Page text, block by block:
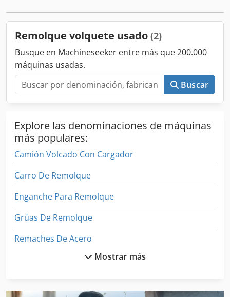
centralizado, control de crucero, cámara de visión
FUTURA 18T Brazo telescópico de 1400 mm Estabilizadores
Radiomando Topes de volquete Cadenas de 43 eslabones
Ganchos BKGC Contador de horas Cajas de
almacenamiento Enganche Rockinger RO 50 Aletas de
aluminio Cámara de marcha atrás Aire acondicionado
Nevera Ángulos muertos Pantalla multimedia táctil Dksdsx
Hkulopfx Aiior Bluetooth Techo solar Bloqueo de
Remolque volquete usado (2)
Busque en Machineseeker entre más que 200.000
máquinas usadas.
Buscar
Explore las denominaciones de máquinas
más populares:
Camión Volcado Con Cargador
Carro De Remolque
Enganche Para Remolque
Grúas De Remolque
Remaches De Acero
Remolque BlomenroehrMostrar más